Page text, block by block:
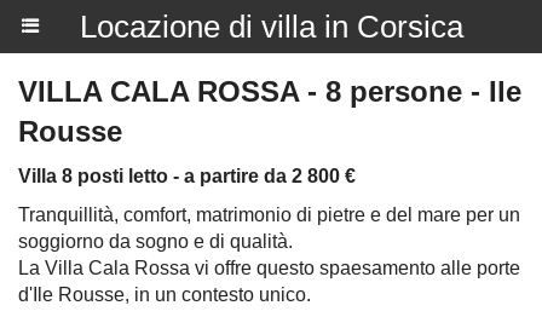
Locazione di villa in Corsica
VILLA CALA ROSSA - 8 persone - Ile
Rousse
Villa 8 posti letto - a partire da 2 800 €
Tranquillità, comfort, matrimonio di pietre e del mare per un
soggiorno da sogno e di qualità.
La Villa Cala Rossa vi offre questo spaesamento alle porte
d'Ile Rousse, in un contesto unico.